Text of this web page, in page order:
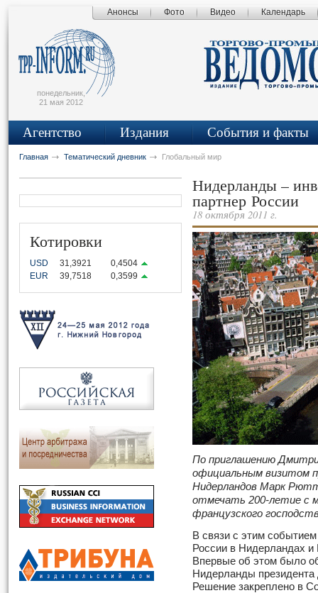
Анонсы Фото Видео Календарь
понедельник,
21 мая 2012
Агентство Издания События и факты
Главная Тематический дневник Глобальный мир
Котировки
USD 31,3921
0,4504
EUR
39,7518 0,3599
Нидерланды –
партнер России
18 октября 2011 г.
По приглашению
официальным визитом
Нидерландов Марк
отмечать 200-летие с
французского
В связи с этим
России в Нидерландах
Впервые об этом было
Нидерланды
Решение закреплено в